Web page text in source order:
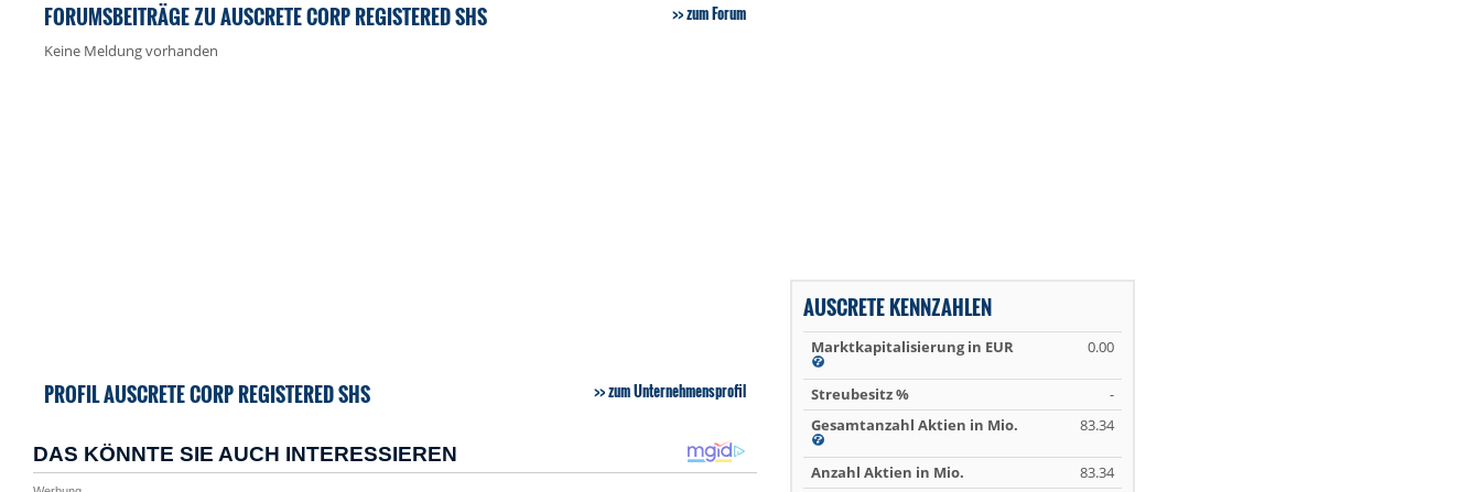
FORUMSBEITRÄGE ZU AUSCRETE CORP REGISTERED SHS zum Forum
Keine Meldung vorhanden
PROFIL AUSCRETE CORP REGISTERED SHS zum Unternehmensprofil
AUSCRETE KENNZAHLEN
Marktkapitalisierung in EUR 0.00
Streubesitz %
-
Gesamtanzahl Aktien in Mio.
83.34
Anzahl Aktien in Mio.
83.34